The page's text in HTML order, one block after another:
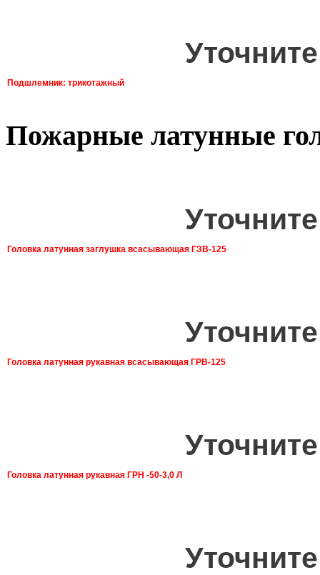
Подшлемник: трикотажный
Пожарные латунные
Головка латунная заглушка всасывающая ГЗВ-125
Головка латунная рукавная всасывающая ГРВ-125
Головка латунная рукавная ГРН -50-3,0 Л